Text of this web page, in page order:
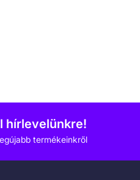
hírlevelünkre!
termékeinkről